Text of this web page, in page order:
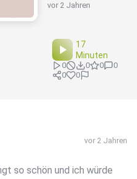
vor 2 Jahren
17
Minuten
0 0 0
0
0
0
vor 2 Jahren
so schön und ich würde